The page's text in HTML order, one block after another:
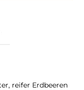
reifer Erdbeeren